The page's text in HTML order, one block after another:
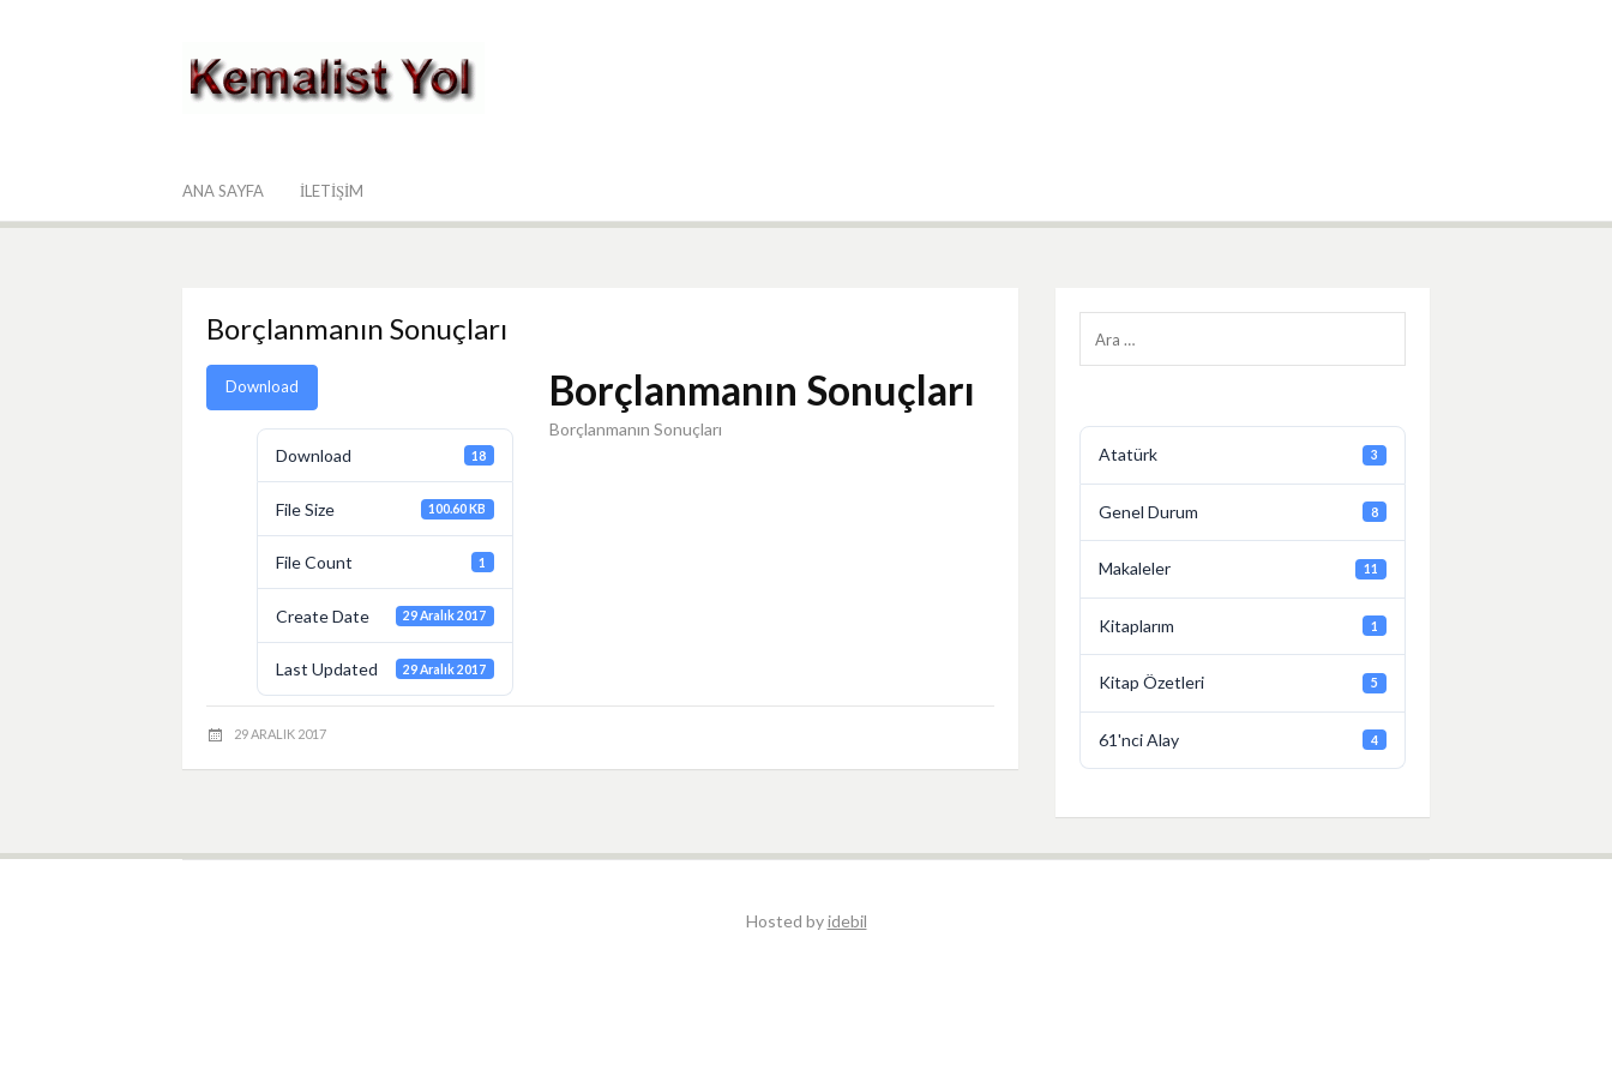
ANA SAYFA İLETIŞIM
Ana
İletişim
Borçlanmanın Sonuçları
Download
Download 18
File Size 100.60 KB
File Count 1
Create Date 29 Aralık 2017
Last Updated 29 Aralık 2017
Borçlanmanın Sonuçları
Borçlanmanın Sonuçları
29 ARALIK 2017
Atatürk 3
Genel Durum 8
Makaleler 11
Kitaplarım 1
Kitap Özetleri 5
61'nci Alay 4
Hosted byidebil